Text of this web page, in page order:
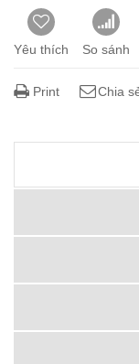
Yêu thích So sánh
Print Chia